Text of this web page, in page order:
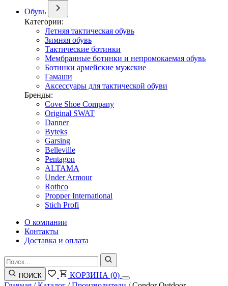
Обувь
Категории:
Летняя тактическая обувь
Зимняя обувь
Тактические ботинки
Мембранные ботинки и непромокаемая обувь
Ботинки армейские мужские
Гамаши
Аксессуары для тактической обуви
Бренды:
Cove Shoe Company
Original SWAT
Danner
Byteks
Garsing
Belleville
Pentagon
ALTAMA
Under Armour
Rothco
Propper International
Stich Profi
О компании
Контакты
Доставка и оплата
ПОИСК КОРЗИНА (0)